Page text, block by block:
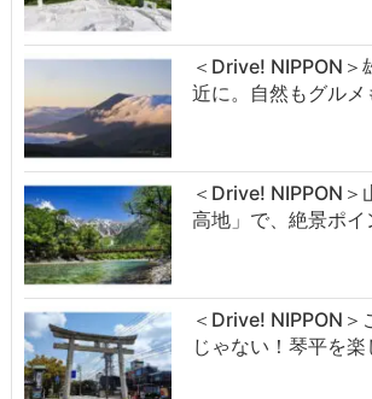
＜Drive! NIPPON＞
近に。自然もグル
＜Drive! NIPPON＞
高地」で、絶景ポイ
＜Drive! NIPPON＞
じゃない！琴平を